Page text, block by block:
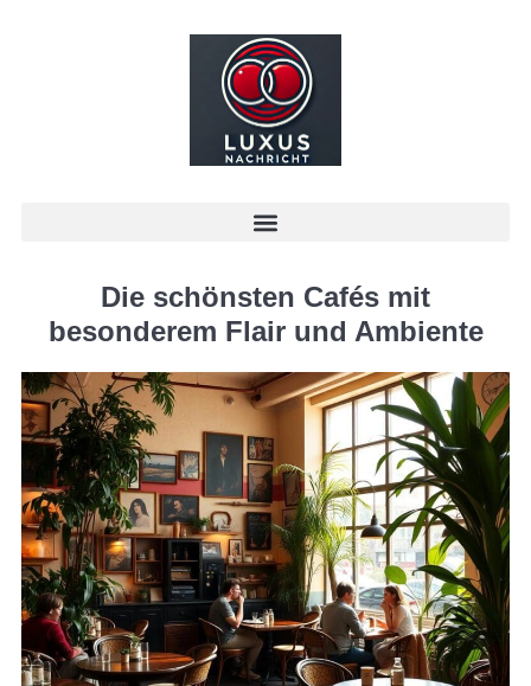
Die schönsten Cafés mit
besonderem Flair und Ambiente